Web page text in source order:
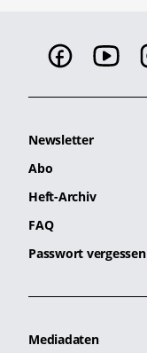
Newsletter
Abo
Heft-Archiv
FAQ
Passwort vergessen
Mediadaten